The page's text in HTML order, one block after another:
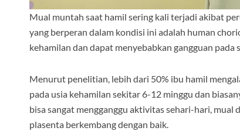
Mual muntah saat hamil sering kali terjadi akibat
yang berperan dalam kondisi ini adalah human
kehamilan dan dapat menyebabkan gangguan
Menurut penelitian, lebih dari 50% ibu hamil
pada usia kehamilan sekitar 6-12 minggu dan
bisa sangat mengganggu aktivitas sehari-hari,
plasenta berkembang dengan baik.